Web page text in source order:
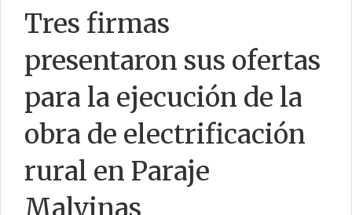
CFI
EFICIENCIA
CONTACTO
Tres firmas
presentaron sus ofertas
para la ejecución de la
obra de electrificación
rural en Paraje
Malvinas